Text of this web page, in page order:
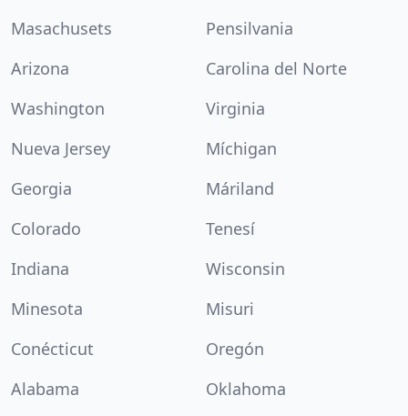
Masachusets
Pensilvania
Arizona
Carolina del Norte
Washington
Virginia
Nueva Jersey
Míchigan
Georgia
Máriland
Colorado
Tenesí
Indiana
Wisconsin
Minesota
Misuri
Conécticut
Oregón
Alabama
Oklahoma